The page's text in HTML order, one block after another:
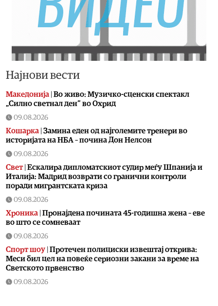
Најнови вести
Македонија Во живо: Музичко-сценски спектакл
„Силно светнал ден“ во Охрид
09.08.2026
Кошарка Замина еден од најголемите тренери во
историјата на НБА – почина Дон Нелсон
09.08.2026
Свет| Ескалира дипломатскиот судир меѓу Шпанија и
Италија: Мадрид возврати со гранични контроли
поради мигрантската криза
09.08.2026
Хроника Пронајдена почината 45-годишна жена – еве
во што се сомневаат
09.08.2026
Спорт шоу Протечен полициски извештај открива:
Меси бил цел на повеќе сериозни закани за време на
Светското првенство
09.08.2026